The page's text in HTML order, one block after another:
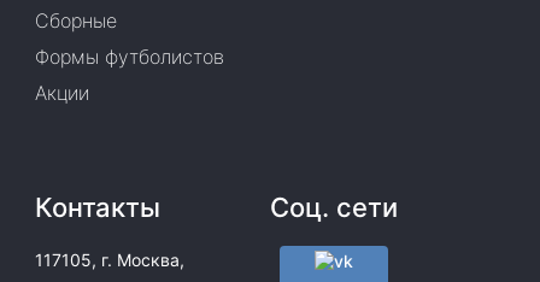
Сборные
Формы футболистов
Акции
Контакты
117105, г. Москва,
Соц. сети